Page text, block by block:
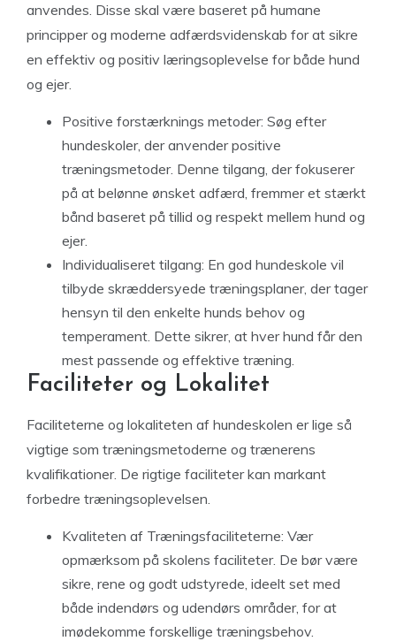
anvendes. Disse skal være baseret på humane
principper og moderne adfærdsvidenskab for at sikre
en effektiv og positiv læringsoplevelse for både hund
og ejer.
Positive forstærknings metoder: Søg efter
hundeskoler, der anvender positive
træningsmetoder. Denne tilgang, der fokuserer
på at belønne ønsket adfærd, fremmer et stærkt
bånd baseret på tillid og respekt mellem hund og
ejer.
Individualiseret tilgang: En god hundeskole vil
tilbyde skræddersyede træningsplaner, der tager
hensyn til den enkelte hunds behov og
temperament. Dette sikrer, at hver hund får den
mest passende og effektive træning.
Faciliteter og Lokalitet
Faciliteterne og lokaliteten af hundeskolen er lige så
vigtige som træningsmetoderne og trænerens
kvalifikationer. De rigtige faciliteter kan markant
forbedre træningsoplevelsen.
Kvaliteten af Træningsfaciliteterne: Vær
opmærksom på skolens faciliteter. De bør være
sikre, rene og godt udstyrede, ideelt set med
både indendørs og udendørs områder, for at
imødekomme forskellige træningsbehov.